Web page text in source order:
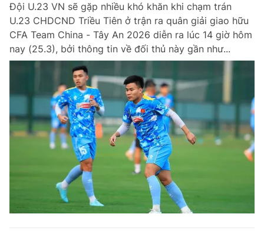
Đội U.23 VN sẽ gặp nhiều khó khăn khi chạm trán
U.23 CHDCND Triều Tiên ở trận ra quân giải giao hữu
CFA Team China - Tây An 2026 diễn ra lúc 14 giờ hôm
nay (25.3), bởi thông tin về đối thủ này gần như...